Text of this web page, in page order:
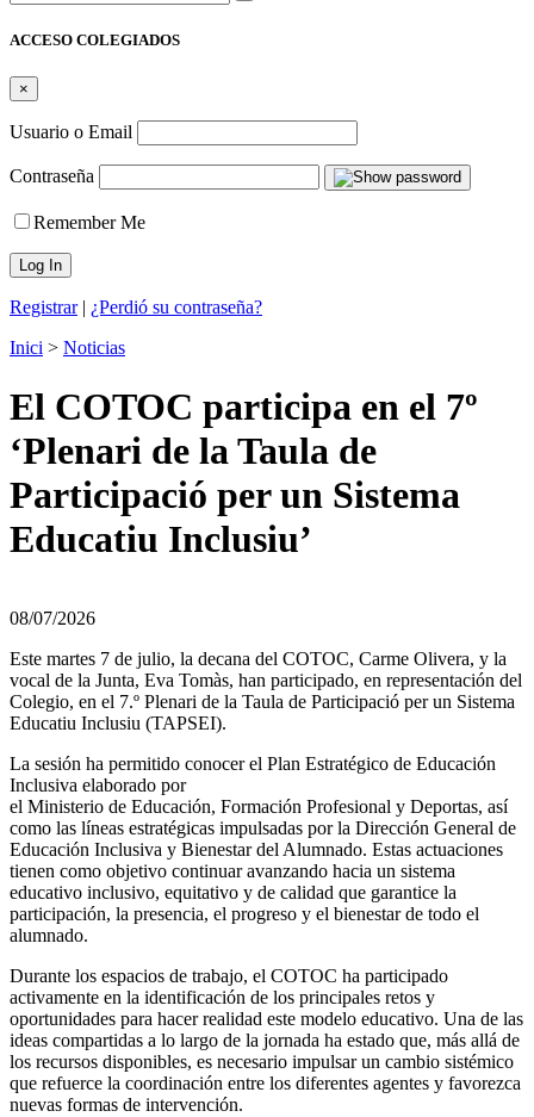
ACCESO COLEGIADOS
×
Usuario o Email
Contraseña
Remember Me
Registrar| ¿Perdió su contraseña?
Inici > Noticias
El COTOC participa en el 7º
‘Plenari de la Taula de
Participació per un Sistema
Educatiu Inclusiu’
08/07/2026
Este martes 7 de julio, la decana del COTOC, Carme Olivera, y la
vocal de la Junta, Eva Tomàs, han participado, en representación del
Colegio, en el 7.º Plenari de la Taula de Participació per un Sistema
Educatiu Inclusiu (TAPSEI).
La sesión ha permitido conocer el Plan Estratégico de Educación
Inclusiva elaborado por
el Ministerio de Educación, Formación Profesional y Deportas, así
como las líneas estratégicas impulsadas por la Dirección General de
Educación Inclusiva y Bienestar del Alumnado. Estas actuaciones
tienen como objetivo continuar avanzando hacia un sistema
educativo inclusivo, equitativo y de calidad que garantice la
participación, la presencia, el progreso y el bienestar de todo el
alumnado.
Durante los espacios de trabajo, el COTOC ha participado
activamente en la identificación de los principales retos y
oportunidades para hacer realidad este modelo educativo. Una de las
ideas compartidas a lo largo de la jornada ha estado que, más allá de
los recursos disponibles, es necesario impulsar un cambio sistémico
que refuerce la coordinación entre los diferentes agentes y favorezca
nuevas formas de intervención.